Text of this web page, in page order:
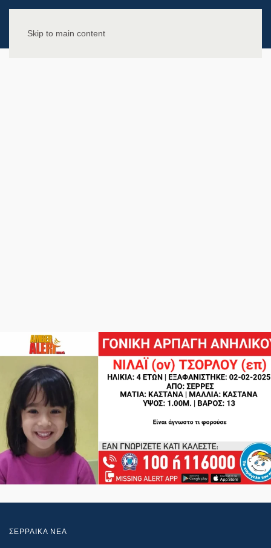
Skip to main content
ΣΕΡΡΑΙΚΑ ΝΕΑ